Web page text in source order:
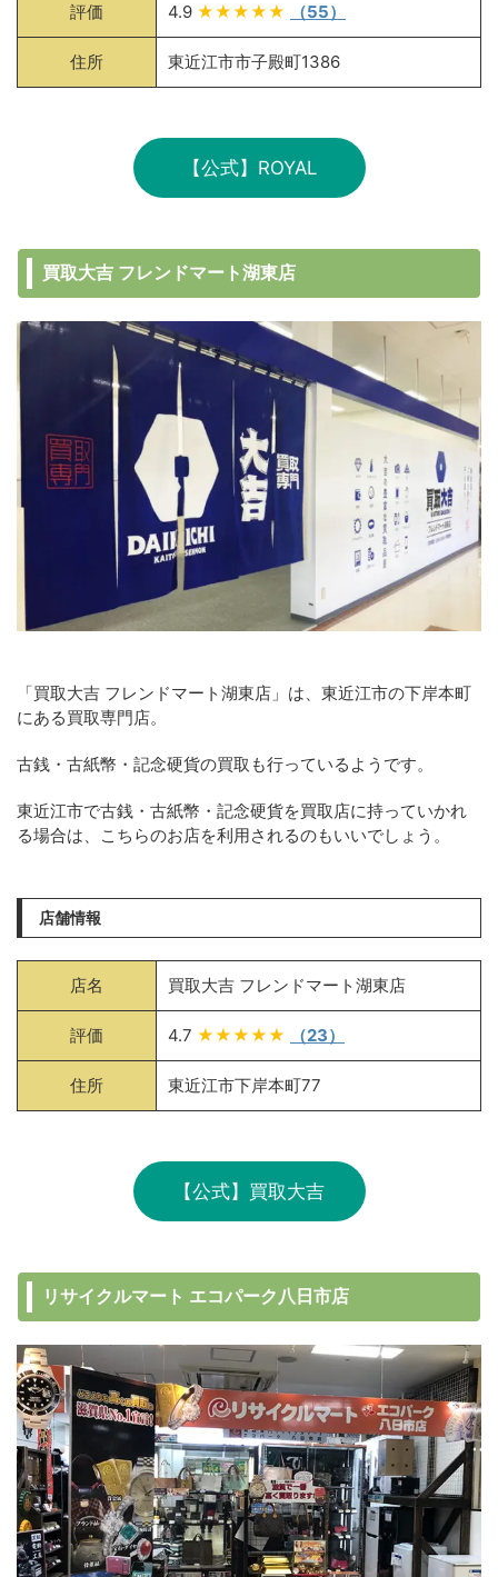
評価 4.9 ★★★★★ （55）
住所 東近江市市子殿町1386
【公式】ROYAL
買取大吉 フレンドマート湖東店
「買取大吉 フレンドマート湖東店」は、東近江市の下岸本町
にある買取専門店。
古銭・古紙幣・記念硬貨の買取も行っているようです。
東近江市で古銭・古紙幣・記念硬貨を買取店に持っていかれ
る場合は、こちらのお店を利用されるのもいいでしょう。
店舗情報
店名 買取大吉 フレンドマート湖東店
評価 4.7 ★★★★★ （23）
住所 東近江市下岸本町77
【公式】買取大吉
リサイクルマート エコパーク八日市店